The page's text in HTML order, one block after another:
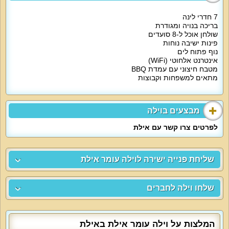
7 חדרי לינה
בריכה בנויה ומגודרת
שולחן אוכל ל-8 סועדים
פינות ישיבה נוחות
נוף פתוח לים
אינטרנט אלחוטי (WiFi)
מטבח חיצוני עם עמדת BBQ
מתאים למשפחות וקבוצות
מבצעים בוילה
לפרטים צרו קשר עם אילת
שליחת פנייה ישירה לוילה עומר אילת
שלחו וילה לחברים
המלצות על וילה עומר אילת באילת